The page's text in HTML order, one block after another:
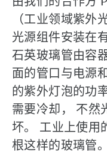
（工业领域紫外
光源组件安装在
石英玻璃管由容
面的管口与电源
的紫外灯泡的功
需要冷却， 不然
坏。 工业上使用
根这样的玻璃管